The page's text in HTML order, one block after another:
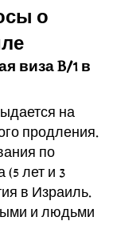
о
виза B/1 в
на
продления.
по
(5 лет и 3
в Израиль.
и людьми